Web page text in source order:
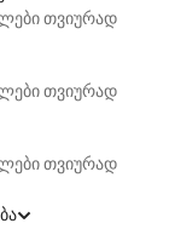
თვიურად
თვიურად
თვიურად